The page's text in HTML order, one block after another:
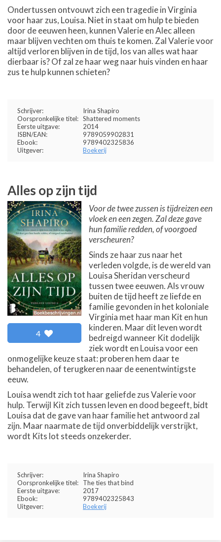
Ondertussen ontvouwt zich een tragedie in Virginia
voor haar zus, Louisa. Niet in staat om hulp te bieden
door de eeuwen heen, kunnen Valerie en Alec alleen
maar blijven vechten om thuis te komen. Zal Valerie voor
altijd verloren blijven in de tijd, los van alles wat haar
dierbaar is? Of zal ze haar weg naar huis vinden en haar
zus te hulp kunnen schieten?
Schrijver:
Irina Shapiro
Oorspronkelijke titel: Shattered moments
Eerste uitgave:
2014
ISBN/EAN:
9789059902831
Ebook:
9789402325836
Uitgever:
Boekerij
Alles op zijn tijd
4
Voor de twee zussen is tijdreizen een
vloek en een zegen. Zal deze gave
hun familie redden, of voorgoed
verscheuren?
Sinds ze haar zus naar het
verleden volgde, is de wereld van
Louisa Sheridan verscheurd
tussen twee eeuwen. Als vrouw
buiten de tijd heeft ze liefde en
familie gevonden in het koloniale
Virginia met haar man Kit en hun
kinderen. Maar dit leven wordt
bedreigd wanneer Kit dodelijk
ziek wordt en Louisa voor een
onmogelijke keuze staat: proberen hem daar te
behandelen, of terugkeren naar de eenentwintigste
eeuw.
Louisa wendt zich tot haar geliefde zus Valerie voor
hulp. Terwijl Kit zich tussen leven en dood begeeft, bidt
Louisa dat de gave van haar familie het antwoord zal
zijn. Maar naarmate de tijd onverbiddelijk verstrijkt,
wordt Kits lot steeds onzekerder.
Schrijver:
Irina Shapiro
Oorspronkelijke titel:
The ties that bind
Eerste uitgave:
2017
Ebook:
9789402325843
Uitgever:
Boekerij